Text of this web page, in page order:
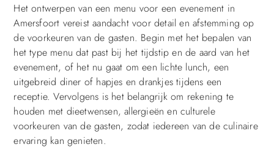
Het ontwerpen van een menu voor een evenement in
Amersfoort vereist aandacht voor detail en afstemming op
de voorkeuren van de gasten. Begin met het bepalen van
het type menu dat past bij het tijdstip en de aard van het
evenement, of het nu gaat om een lichte lunch, een
uitgebreid diner of hapjes en drankjes tijdens een
receptie. Vervolgens is het belangrijk om rekening te
houden met dieetwensen, allergieën en culturele
voorkeuren van de gasten, zodat iedereen van de culinaire
ervaring kan genieten.